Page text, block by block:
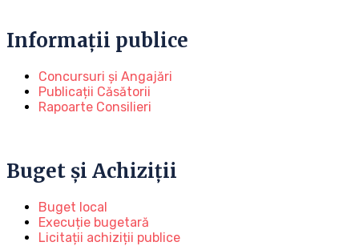
Informații publice
Concursuri și Angajări
Publicații Căsătorii
Rapoarte Consilieri
Buget și Achiziții
Buget local
Execuție bugetară
Licitații achiziții publice